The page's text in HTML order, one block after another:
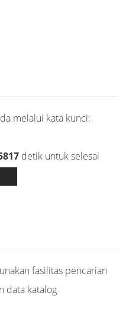
melalui kata kunci:
detik untuk selesai
fasilitas pencarian
data katalog